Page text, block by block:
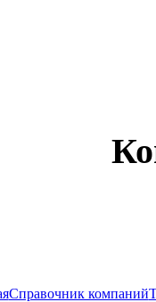
Справочник компаний